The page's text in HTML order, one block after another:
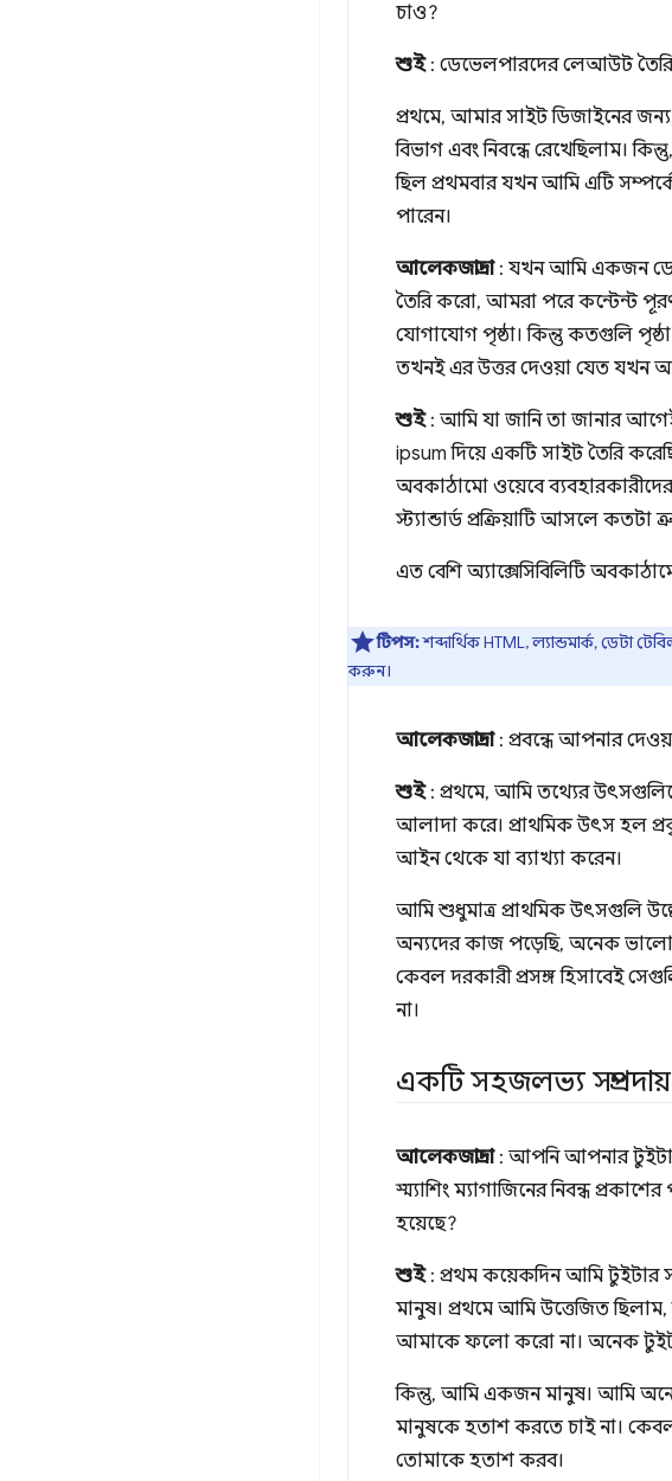
চাও?
শুই: ডেভেলপারদের লেআউট
প্রথমে, আমার সাইট ডিজাইনের
বিভাগ এবং নিবন্ধে রেখেছিলাম। কিন্তু,
ছিল প্রথমবার যখন আমি এটি
পারেন।
আলেকজান্দ্রা: যখন আমি একজন
তৈরি করো, আমরা পরে কন্টেন্ট
যোগাযোগ পৃষ্ঠা। কিন্তু কতগুলি
তখনই এর উত্তর দেওয়া যেত যখন
শুই: আমি যা জানি তা জানার
ipsum দিয়ে একটি সাইট তৈরি
অবকাঠামো ওয়েবে
স্ট্যান্ডার্ড প্রক্রিয়াটি আসলে
এত বেশি অ্যাক্সেসিবিলিটি
টিপস:শব্দার্থিক HTML, ল্যান্ডমার্ক,
করুন।
আলেকজান্দ্রা: প্রবন্ধে আপনার
শুই: প্রথমে, আমি তথ্যের
আলাদা করে। প্রাথমিক উৎস হল
আইন থেকে যা ব্যাখ্যা করেন।
আমি শুধুমাত্র প্রাথমিক উৎসগুলি
অন্যদের কাজ পড়েছি, অনেক ভালো
কেবল দরকারী প্রসঙ্গ হিসাবেই
না।
একটি সহজলভ্য
আলেকজান্দ্রা: আপনি আপনার টুইটার
স্ম্যাশিং ম্যাগাজিনের নিবন্ধ
হয়েছে?
শুই: প্রথম কয়েকদিন আমি টুইটার
মানুষ। প্রথমে আমি উত্তেজিত
আমাকে ফলো করো না। অনেক
কিন্তু, আমি একজন মানুষ। আমি
মানুষকে হতাশ করতে চাই না।
তোমাকে হতাশ করব।